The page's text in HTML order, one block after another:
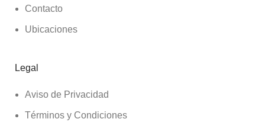
Contacto
Ubicaciones
Legal
Aviso de Privacidad
Términos y Condiciones